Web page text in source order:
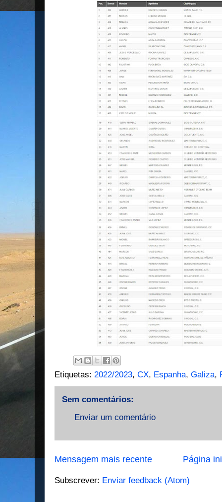
Etiquetas: 2022/2023, CX, Espanha, Galiza,
Sem comentários:
Enviar um comentário
Mensagem mais recente Página
Subscrever: Enviar feedback (Atom)